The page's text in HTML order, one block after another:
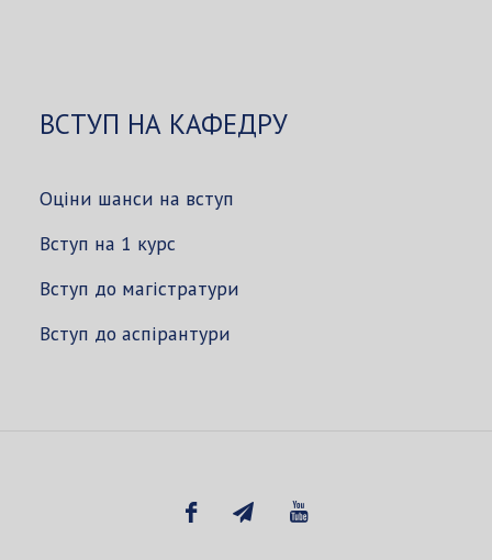
ВСТУП НА КАФЕДРУ
Оціни шанси на вступ
Вступ на 1 курс
Вступ до магістратури
Вступ до аспірантури